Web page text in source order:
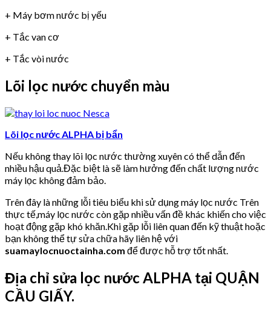
+ Máy bơm nước bị yếu
+ Tắc van cơ
+ Tắc vòi nước
Lõi lọc nước chuyển màu
Lõi lọc nước ALPHA bị bẩn
Nếu không thay lõi lọc nước thường xuyên có thể dẫn đến
nhiều hậu quả.Đặc biệt là sẽ làm hưởng đến chất lượng nước
máy lọc không đảm bảo.
Trên đây là những lỗi tiêu biểu khi sử dụng máy lọc nước Trên
thực tế,máy lọc nước còn gặp nhiều vấn đề khác khiến cho việc
hoạt động gặp khó khăn.Khi gặp lỗi liên quan đến kỹ thuật hoặc
bạn không thể tự sửa chữa hãy liên hệ với
suamaylocnuoctainha.com để được hỗ trợ tốt nhất.
Địa chỉ sửa lọc nước ALPHA tại QUẬN
CẦU GIẤY.